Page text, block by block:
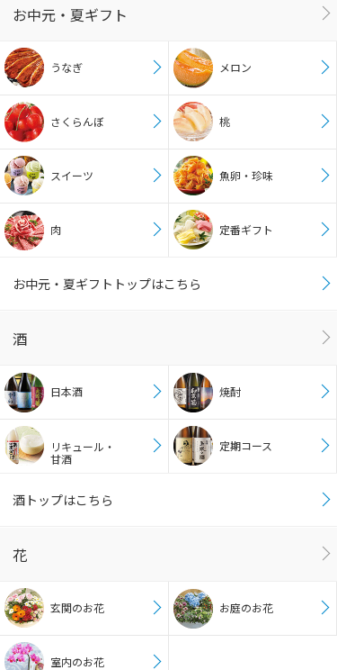
お中元・夏ギフト
うなぎ メロン
さくらんぼ 桃
スイーツ 魚卵・珍味
肉 定番ギフト
お中元・夏ギフトトップはこちら
酒
日本酒 焼酎
リキュール・
甘酒
定期コース
酒トップはこちら
花
玄関のお花 お庭のお花
室内のお花